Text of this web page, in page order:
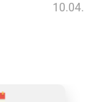
10.04.26